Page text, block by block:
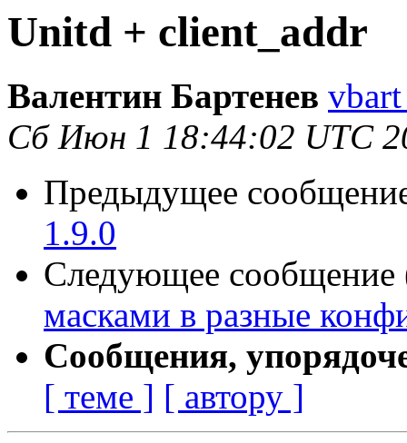
Unitd + client_addr
Валентин Бартенев
Сб Июн 1 18:44:02 UTC
Предыдущее
1.9.0
Следующее сообщение
масками в разные
Сообщения,
[ теме ] [ автору ]